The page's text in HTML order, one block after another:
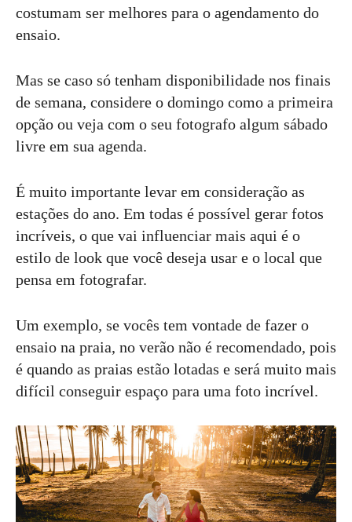
costumam ser melhores para o agendamento do
ensaio.
Mas se caso só tenham disponibilidade nos finais
de semana, considere o domingo como a primeira
opção ou veja com o seu fotografo algum sábado
livre em sua agenda.
É muito importante levar em consideração as
estações do ano. Em todas é possível gerar fotos
incríveis, o que vai influenciar mais aqui é o
estilo de look que você deseja usar e o local que
pensa em fotografar.
Um exemplo, se vocês tem vontade de fazer o
ensaio na praia, no verão não é recomendado, pois
é quando as praias estão lotadas e será muito mais
difícil conseguir espaço para uma foto incrível.